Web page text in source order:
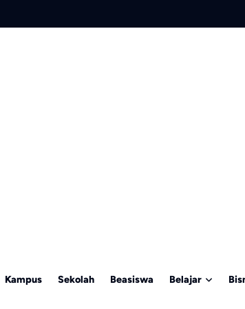
Kampus Sekolah Beasiswa Belajar